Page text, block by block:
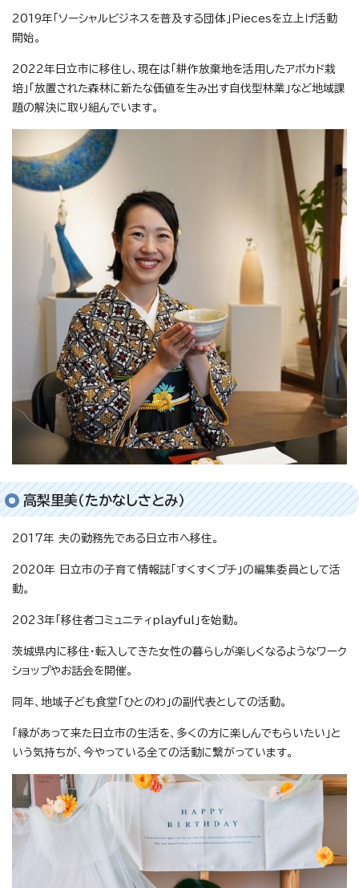
2019年「ソーシャルビジネスを普及する団体」Piecesを立上げ活動
開始。
2022年日立市に移住し、現在は「耕作放棄地を活用したアボカド栽
培」「放置された森林に新たな価値を生み出す自伐型林業」など地域課
題の解決に取り組んでいます。
高梨里美（たかなしさとみ）
2017年 夫の勤務先である日立市へ移住。
2020年 日立市の子育て情報誌「すくすくプチ」の編集委員として活
動。
2023年「移住者コミュニティplayful」を始動。
茨城県内に移住・転入してきた女性の暮らしが楽しくなるようなワーク
ショップやお話会を開催。
同年、地域子ども食堂「ひとのわ」の副代表としての活動。
「縁があって来た日立市の生活を、多くの方に楽しんでもらいたい」と
いう気持ちが、今やっている全ての活動に繋がっています。